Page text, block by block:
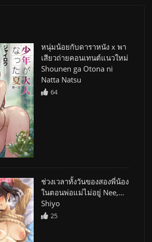
หนุ่มน้อยกับดาราหนัง x พา
เสียวถ่ายคอนเทนต์แนวใหม่
Shounen ga Otona ni
Natta Natsu
64
ช่วงเวลาทั้งวันของสองพี่น้อง
ในตอนพ่อแม่ไม่อยู่ Nee,…
Shiyo
25